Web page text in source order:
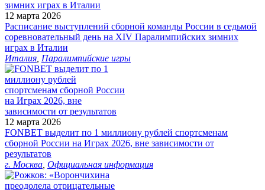
12 марта 2026
Расписание выступлений сборной команды России в седьмой
соревновательный день на XIV Паралимпийских зимних
играх в Италии
Италия Паралимпийские игры
12 марта 2026
FONBET выделит по 1 миллиону рублей спортсменам
сборной России на Играх 2026, вне зависимости от
результатов
г. Москва Официальная информация